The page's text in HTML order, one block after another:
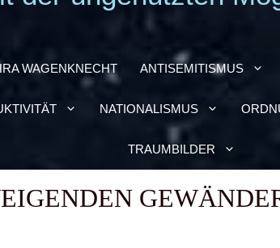
WAGEN­KNECHT ANTI­SE­MI­TIS­MUS
NATIO­NA­LIS­MUS
TRAUM­BIL­DER